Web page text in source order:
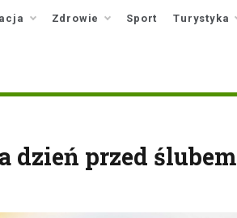
Zdrowie Sport Turystyka
dzień przed ślubem